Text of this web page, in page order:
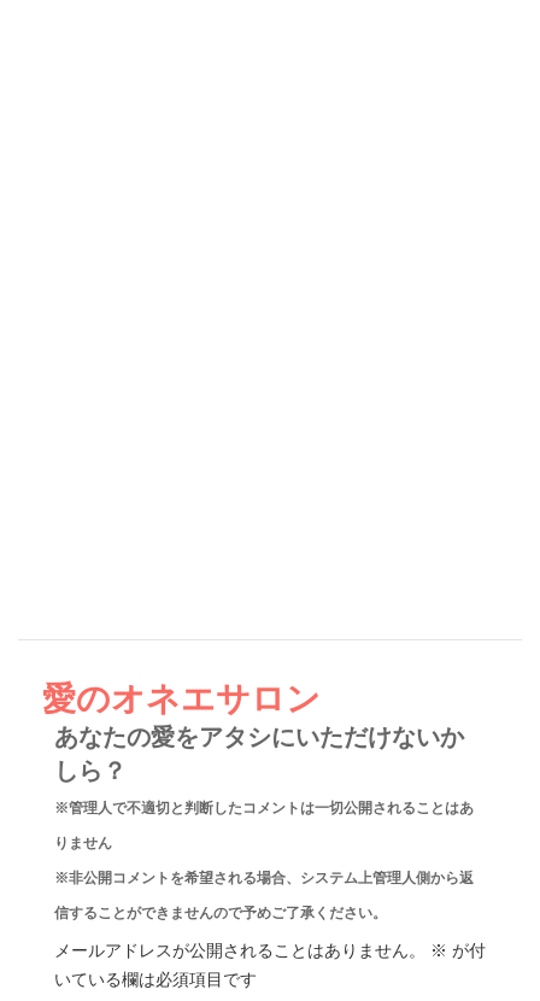
愛のオネエサロン
あなたの愛をアタシにいただけないか
しら？
※管理人で不適切と判断したコメントは一切公開されることはあ
りません
※非公開コメントを希望される場合、システム上管理人側から返
信することができませんので予めご了承ください。
メールアドレスが公開されることはありません。 ※ が付
いている欄は必須項目です